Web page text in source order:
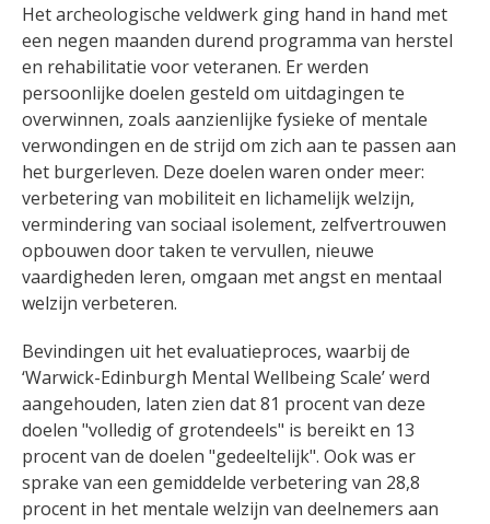
Het archeologische veldwerk ging hand in hand met
een negen maanden durend programma van herstel
en rehabilitatie voor veteranen. Er werden
persoonlijke doelen gesteld om uitdagingen te
overwinnen, zoals aanzienlijke fysieke of mentale
verwondingen en de strijd om zich aan te passen aan
het burgerleven. Deze doelen waren onder meer: ​​
verbetering van mobiliteit en lichamelijk welzijn,
vermindering van sociaal isolement, zelfvertrouwen
opbouwen door taken te vervullen, nieuwe
vaardigheden leren, omgaan met angst en mentaal
welzijn verbeteren.
Bevindingen uit het evaluatieproces, waarbij de
‘Warwick-Edinburgh Mental Wellbeing Scale’ werd
aangehouden, laten zien dat 81 procent van deze
doelen "volledig of grotendeels" is bereikt en 13
procent van de doelen "gedeeltelijk". Ook was er
sprake van een gemiddelde verbetering van 28,8
procent in het mentale welzijn van deelnemers aan